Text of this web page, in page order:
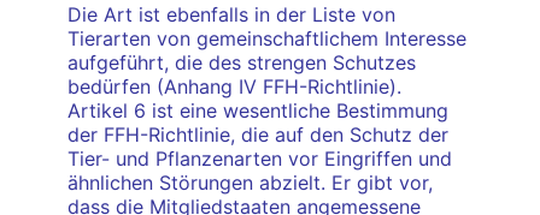
Die Art ist ebenfalls in der Liste von
Tierarten von gemeinschaftlichem Interesse
aufgeführt, die des strengen Schutzes
bedürfen (Anhang IV FFH-Richtlinie).
Artikel 6 ist eine wesentliche Bestimmung
der FFH-Richtlinie, die auf den Schutz der
Tier- und Pflanzenarten vor Eingriffen und
ähnlichen Störungen abzielt. Er gibt vor,
dass die Mitgliedstaaten angemessene